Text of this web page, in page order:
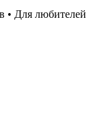
• Для любителей